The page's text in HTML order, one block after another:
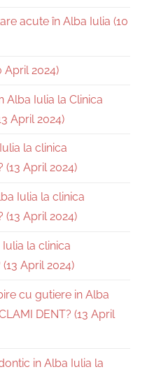
acute în Alba Iulia (10
April 2024)
Alba Iulia la Clinica
April 2024)
la clinica
April 2024)
Iulia la clinica
April 2024)
la clinica
April 2024)
cu gutiere in Alba
DENT? (13 April
in Alba Iulia la